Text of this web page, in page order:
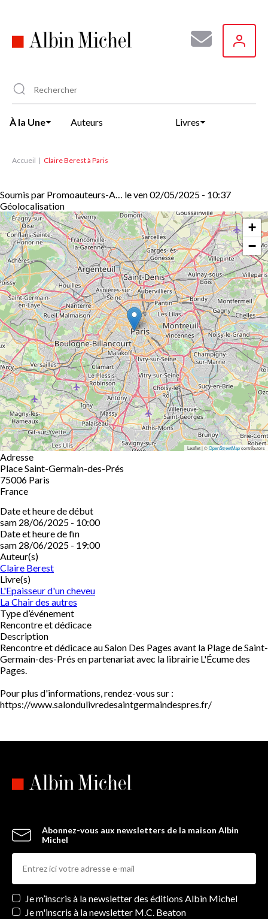
principal
À la Une Auteurs Livres
Accueil Claire Berest à Paris
Soumis par Promoauteurs-A… leven 02/05/2025 - 10:37
Géolocalisation
+
−
Leaflet | ©OpenStreetMapcontributors
Adresse
Place Saint-Germain-des-Prés
75006 Paris
France
Date et heure de début
sam 28/06/2025 - 10:00
Date et heure de fin
sam 28/06/2025 - 19:00
Auteur(s)
Claire Berest
Livre(s)
L'Epaisseur d'un cheveu
La Chair des autres
Type d’événement
Rencontre et dédicace
Description
Rencontre et dédicace au Salon Des Pages avant la Plage de Saint-
Germain-des-Prés en partenariat avec la librairie L'Écume des
Pages.
Pour plus d'informations, rendez-vous sur :
https://www.salondulivredesaintgermaindespres.fr/
Abonnez-vous aux newsletters de la maison Albin
Michel
Newsletters
Je m’inscris à la newsletter des éditions Albin Michel
Je m'inscris à la newsletter M.C. Beaton